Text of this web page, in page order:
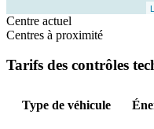
Centre actuel
Centres à proximité
Tarifs des contrôles
Type de véhicule